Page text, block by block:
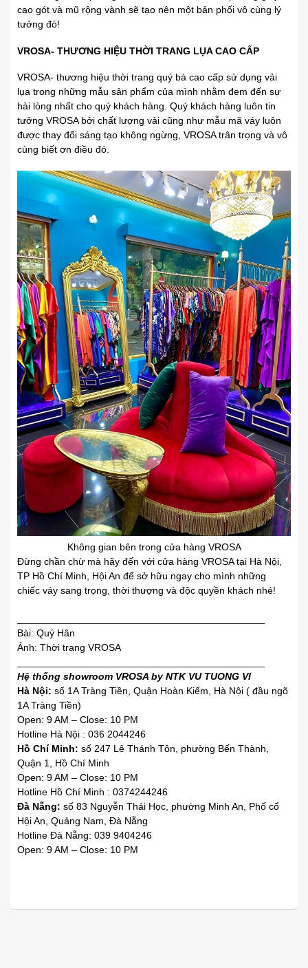
cao gót và mũ rộng vành sẽ tạo nên một bản phối vô cùng lý
tưởng đó!
VROSA- THƯƠNG HIỆU THỜI TRANG LỤA CAO CẤP
VROSA- thương hiệu thời trang quý bà cao cấp sử dụng vải
lụa trong những mẫu sản phẩm của mình nhằm đem đến sự
hài lòng nhất cho quý khách hàng. Quý khách hàng luôn tin
tưởng VROSA bởi chất lượng vải cũng như mẫu mã váy luôn
được thay đổi sáng tạo không ngừng, VROSA trân trọng và vô
cùng biết ơn điều đó.
Không gian bên trong cửa hàng VROSA
Đừng chần chừ mà hãy đến với cửa hàng VROSA tại Hà Nội,
TP Hồ Chí Minh, Hội An để sở hữu ngay cho mình những
chiếc váy sang trọng, thời thượng và độc quyền khách nhé!
Bài: Quý Hân
Ảnh: Thời trang VROSA
Hệ thống showroom VROSA by NTK VU TUONG VI
Hà Nội: số 1A Tràng Tiền, Quận Hoàn Kiếm, Hà Nội ( đầu ngõ
1A Tràng Tiền)
Open: 9 AM – Close: 10 PM
Hotline Hà Nội : 036 2044246
Hồ Chí Minh: số 247 Lê Thánh Tôn, phường Bến Thành,
Quận 1, Hồ Chí Minh
Open: 9 AM – Close: 10 PM
Hotline Hồ Chí Minh : 0374244246
Đà Nẵng: số 83 Nguyễn Thái Học, phường Minh An, Phố cổ
Hội An, Quảng Nam, Đà Nẵng
Hotline Đà Nẵng: 039 9404246
Open: 9 AM – Close: 10 PM